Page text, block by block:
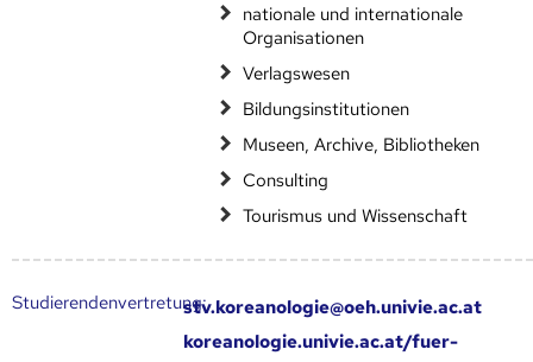
nationale und internationale
Organisationen
Verlagswesen
Bildungsinstitutionen
Museen, Archive, Bibliotheken
Consulting
Tourismus und Wissenschaft
Studierendenvertretung:stv.koreanologie@oeh.univie.ac.at
koreanologie.univie.ac.at/fuer-